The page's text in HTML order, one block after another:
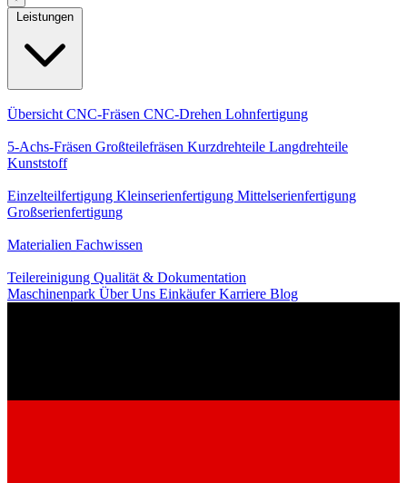
Leistungen
Übersicht CNC-Fräsen CNC-Drehen Lohnfertigung
5-Achs-Fräsen Großteilefräsen Kurzdrehteile Langdrehteile
Kunststoff
Einzelteilfertigung Kleinserienfertigung Mittelserienfertigung
Großserienfertigung
Materialien Fachwissen
Teilereinigung Qualität & Dokumentation
Maschinenpark Über Uns EinkäuferKarriere Blog